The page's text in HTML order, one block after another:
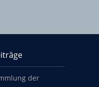
der